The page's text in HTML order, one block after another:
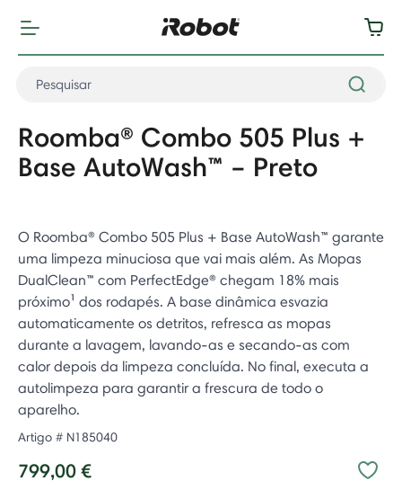
Roomba® Combo 505 Plus +
Base AutoWash™ – Preto
O Roomba® Combo 505 Plus + Base AutoWash™ garante
uma limpeza minuciosa que vai mais além. As Mopas
DualClean™ com PerfectEdge® chegam 18% mais
próximo¹ dos rodapés. A base dinâmica esvazia
automaticamente os detritos, refresca as mopas
durante a lavagem, lavando-as e secando-as com
calor depois da limpeza concluída. No final, executa a
autolimpeza para garantir a frescura de todo o
aparelho.
Artigo # N185040
799,00 €